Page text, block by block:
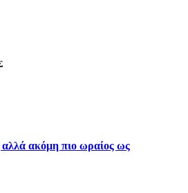
ακόμη πιο ωραίος ως